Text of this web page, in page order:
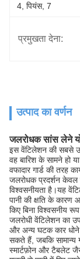
4, पियंस, 7
प्रमुखता देना:
उत्पाद का वर्णन
जलरोधक सांस लेने
इस वेंटिलेशन की सबसे
वह बारिश के सामने हो
वफादार गार्ड की तरह
जलरोधक प्रदर्शन केवल
विश्वसनीयता है।यह
पानी की क्षति के कारण
किए बिना विश्वसनीय
जलरोधी वेंटिलेशन का
और अन्य घटक कार धोने
सकते हैं, जबकि सामान्य
स्मार्टफ़ोन और टैबलेट